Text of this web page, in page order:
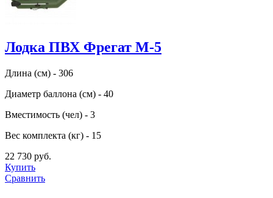
Лодка ПВХ Фрегат М-5
Длина (см) - 306
Диаметр баллона (см) - 40
Вместимость (чел) - 3
Вес комплекта (кг) - 15
22 730 руб.
Купить
Сравнить